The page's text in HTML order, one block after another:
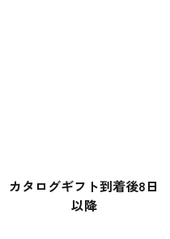
カタログギフト到着後8日
以降